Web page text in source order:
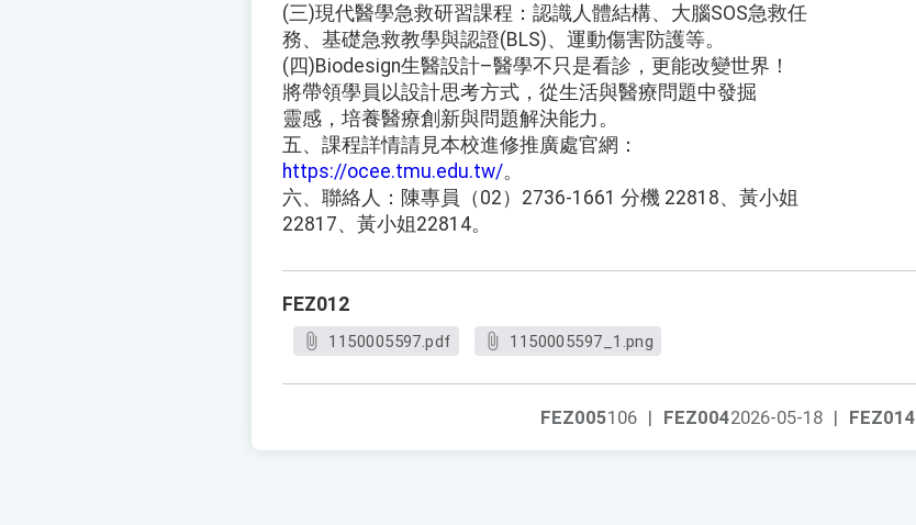
(三)現代醫學急救研習課程：認識人體結構、大腦SOS急救任
務、基礎急救教學與認證(BLS)、運動傷害防護等。
(四)Biodesign生醫設計–醫學不只是看診，更能改變世界！
將帶領學員以設計思考方式，從生活與醫療問題中發掘
靈感，培養醫療創新與問題解決能力。
五、課程詳情請見本校進修推廣處官網：
https://ocee.tmu.edu.tw/。
六、聯絡人：陳專員（02）2736-1661 分機 22818、黃小姐
22817、黃小姐22814。
FEZ012
1150005597.pdf 1150005597_1.png
FEZ014
FEZ0042026-05-18 |
FEZ005106 |